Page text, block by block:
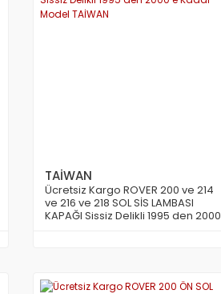
TAİWAN
Ücretsiz Kargo ROVER 200 ve 214
ve 216 ve 218 SOL SİS LAMBASI
KAPAĞI Sissiz Delikli 1995 den 2000